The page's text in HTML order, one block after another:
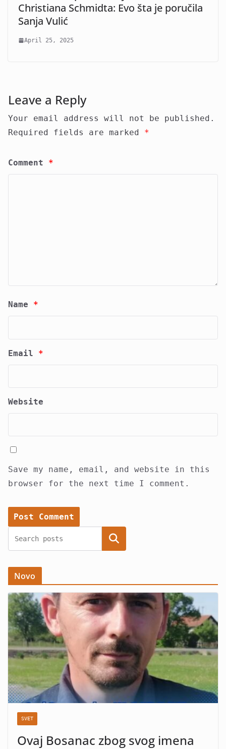
Christiana Schmidta: Evo šta je poručila
Sanja Vulić
April 25, 2025
Leave a Reply
Your email address will not be published.
Required fields are marked *
Comment *
Name *
Email *
Website
Save my name, email, and website in this
browser for the next time I comment.
Search
Novo
SVET
Ovaj Bosanac zbog svog imena